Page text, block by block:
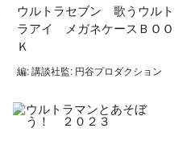
ウルトラセブン 歌うウルト
ラアイ メガネケースＢＯＯ
Ｋ
編: 講談社監: 円谷プロダクション